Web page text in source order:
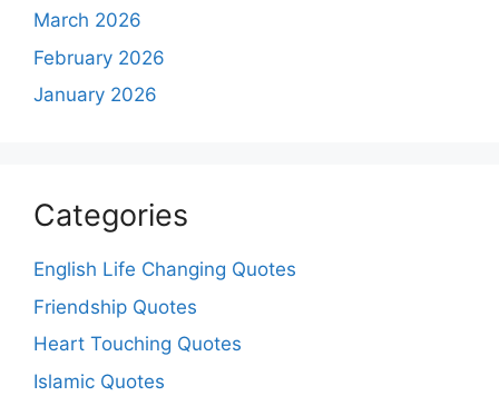
March 2026
February 2026
January 2026
Categories
English Life Changing Quotes
Friendship Quotes
Heart Touching Quotes
Islamic Quotes